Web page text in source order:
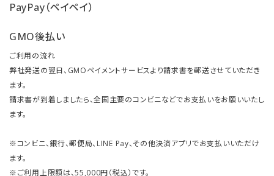
PayPay（ペイペイ）
GMO後払い
ご利用の流れ
弊社発送の翌日、GMOペイメントサービスより請求書を郵送させていただき
ます。
請求書が到着しましたら、全国主要のコンビニなどでお支払いをお願いいたし
ます。
※コンビニ、銀行、郵便局、LINE Pay、その他決済アプリでお支払いいただけ
ます。
※ご利用上限額は、55,000円（税込）です。